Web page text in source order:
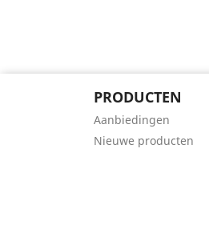
PRODUCTEN
Aanbiedingen
Nieuwe producten